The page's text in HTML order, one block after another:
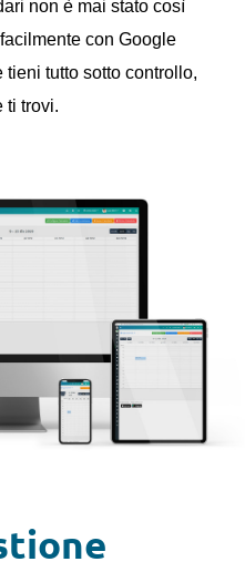
non è mai stato così
con Google
tutto sotto controllo,
ti trovi.